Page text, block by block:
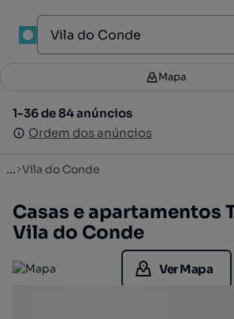
Filtros 3
1-36 de 84 anúncios
Ordem dos anúncios
Mapa
1-36 de 84 anúncios
Ordem dos anúncios
... Vila do Conde
Casas e apartamentos
Vila do Conde
Ver Mapa